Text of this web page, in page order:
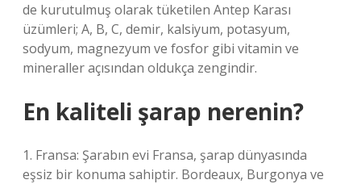
de kurutulmuş olarak tüketilen Antep Karası
üzümleri; A, B, C, demir, kalsiyum, potasyum,
sodyum, magnezyum ve fosfor gibi vitamin ve
mineraller açısından oldukça zengindir.
En kaliteli şarap nerenin?
1. Fransa: Şarabın evi Fransa, şarap dünyasında
eşsiz bir konuma sahiptir. Bordeaux, Burgonya ve